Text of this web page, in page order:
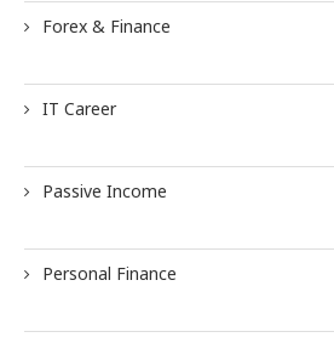
Forex & Finance
IT Career
Passive Income
Personal Finance